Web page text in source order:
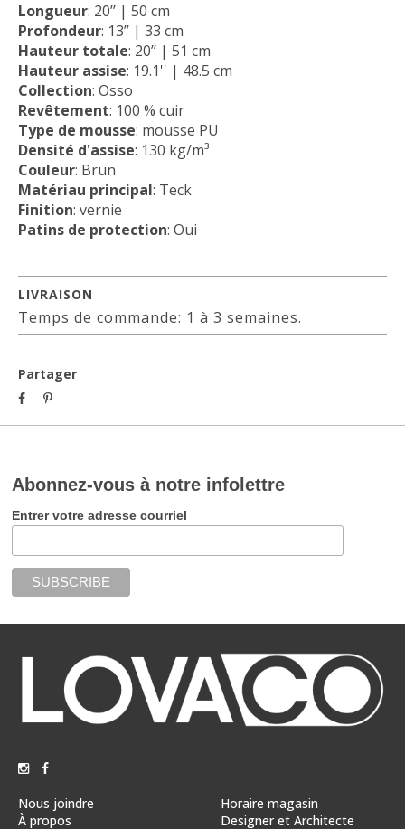
Longueur: 20’’ | 50 cm
Profondeur: 13’’ | 33 cm
Hauteur totale: 20’’ | 51 cm
Hauteur assise: 19.1'' | 48.5 cm
Collection: Osso
Revêtement: 100 % cuir
Type de mousse: mousse PU
Densité d'assise: 130 kg/m³
Couleur: Brun
Matériau principal: Teck
Finition: vernie
Patins de protection: Oui
LIVRAISON
Temps de commande: 1 à 3 semaines.
Partager
Abonnez-vous à notre infolettre
Entrer votre adresse courriel
Nous joindre
À propos
Horaire magasin
Designer et Architecte